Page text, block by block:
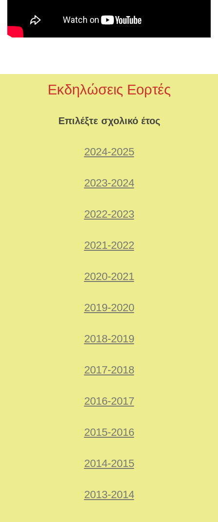
Εκδηλώσεις Εορτές
Επιλέξτε σχολικό έτος
2024-2025
2023-2024
2022-2023
2021-2022
2020-2021
2019-2020
2018-2019
2017-2018
2016-2017
2015-2016
2014-2015
2013-2014